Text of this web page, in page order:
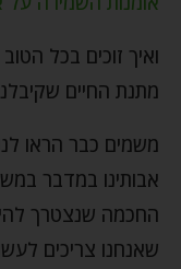
ואיך זוכים בכל
מתנת החיים
משמים כבר הראו
החכמה שנצטרך
שאנחנו צריכים